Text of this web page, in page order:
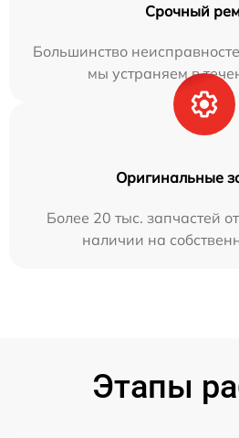
Срочный
Большинство
мы устраняем в
Оригинальные
Более 20 тыс. запчастей
наличии на
Этапы